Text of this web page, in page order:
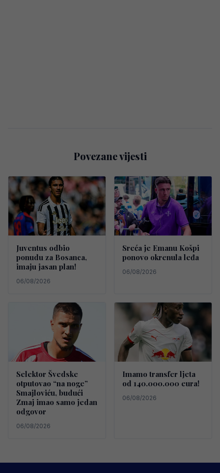
Povezane vijesti
Juventus odbio
ponudu za Bosanca,
imaju jasan plan!
06/08/2026
Sreća je Emanu Košpi
ponovo okrenula leđa
06/08/2026
Selektor Švedske
otputovao “na noge”
Smajloviću, budući
Zmaj imao samo jedan
odgovor
06/08/2026
Imamo transfer ljeta
od 140.000.000 eura!
06/08/2026